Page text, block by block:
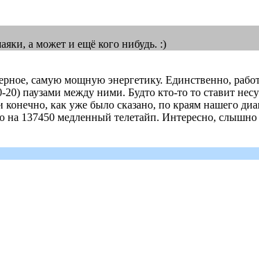
а может и ещё кого нибудь. :)
самую мощную энергетику. Единственно,
паузами между ними. Будто кто-то то ставит
как уже было сказано, по краям нашего
137450 медленный телетайп. Интересно,